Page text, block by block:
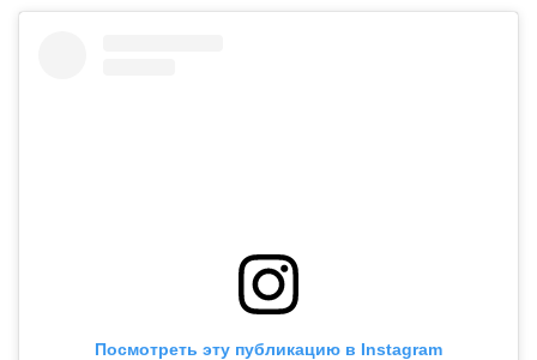
Посмотреть эту публикацию в Instagram